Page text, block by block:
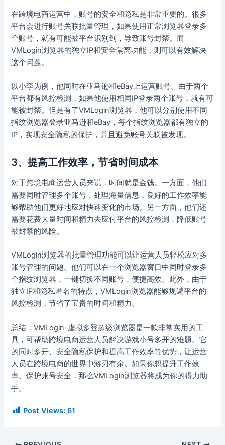
在跨境电商运营中，账号的安全和隐私是非常重要的。很多
平台会进行账号关联批量管理，如果使用正常浏览器登录多
个账号，就有可能被平台识别到，导致账号封禁。而
VMLogin浏览器的独立IP和安全隔离功能，则可以有效解决
这个问题。
以小李为例，他同时在亚马逊和eBay上运营账号。由于两个
平台都有风控检测，如果他使用相同IP登录两个账号，就有可
能被封禁。但是有了VMLogin浏览器，他可以分别使用不同
指纹浏览器登录亚马逊和eBay，每个指纹浏览器都有独立的
IP，实现安全隐私的保护，并且避免账号关联被发现。
3、提高工作效率，节省时间成本
对于跨境电商运营人员来说，时间就是金钱。一方面，他们
需要同时管理多个账号，处理海量信息，良好的工作效率能
够帮助他们更好地应对快速变化的市场。另一方面，他们还
需要花费大量时间和精力去应付平台的风控检测，降低账号
被封禁的风险。
VMLogin浏览器的批量管理功能可以让运营人员轻松应对多
账号管理的问题。他们可以在一个浏览器窗口中同时登录多
个指纹浏览器，一键切换不同账号，便捷高效。此外，由于
独立IP和隐私匿名的特点，VMLogin浏览器能够规避平台的
风控检测，节省了宝贵的时间和精力。
总结：VMLogin-虚拟多登超级浏览器是一款非常实用的工
具，可帮助跨境电商运营人员解决游戏小号多开的难题。它
的同时多开、安全隐私保护和提高工作效率等优势，让运营
人员在跨境电商的世界中游刃有余。如果你想提升工作效
率、保护账号安全，那么VMLogin浏览器将成为你的得力助
手。
Post Views: 61